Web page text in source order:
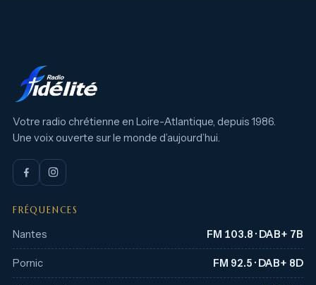
Votre radio chrétienne en Loire-Atlantique, depuis 1986.
Une voix ouverte sur le monde d’aujourd’hui.
FRÉQUENCES
Nantes FM 103.8 · DAB+ 7B
Pornic FM 92.5 · DAB+ 8D